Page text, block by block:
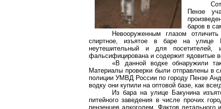
Пензе
баров в
Невооруженным глазом
спиртное, изъятое в баре на улице
неутешительный и для
фальсифицирована и содержит ядовитые
«В данной водке обнаружили
Материалы проверки были отправлены в
полиции УМВД России по городу Пензе
водку они купили на оптовой базе, как
Из бара на улице Бакунина
питейного заведения в числе прочих
пензенцев алкоголем. Фактов летального